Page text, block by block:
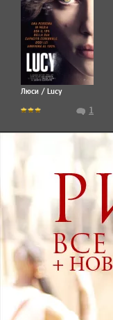
Люси / Lucy
1